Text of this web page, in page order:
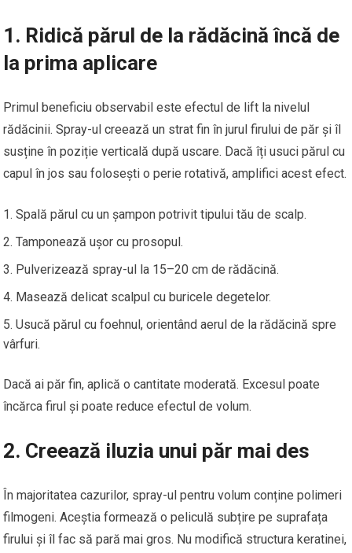
1. Ridică părul de la rădăcină încă de
la prima aplicare
Primul beneficiu observabil este efectul de lift la nivelul
rădăcinii. Spray-ul creează un strat fin în jurul firului de păr și îl
susține în poziție verticală după uscare. Dacă îți usuci părul cu
capul în jos sau folosești o perie rotativă, amplifici acest efect.
Spală părul cu un șampon potrivit tipului tău de scalp.
Tamponează ușor cu prosopul.
Pulverizează spray-ul la 15–20 cm de rădăcină.
Masează delicat scalpul cu buricele degetelor.
Usucă părul cu foehnul, orientând aerul de la rădăcină spre
vârfuri.
Dacă ai păr fin, aplică o cantitate moderată. Excesul poate
încărca firul și poate reduce efectul de volum.
2. Creează iluzia unui păr mai des
În majoritatea cazurilor, spray-ul pentru volum conține polimeri
filmogeni. Aceștia formează o peliculă subțire pe suprafața
firului și îl fac să pară mai gros. Nu modifică structura keratinei,